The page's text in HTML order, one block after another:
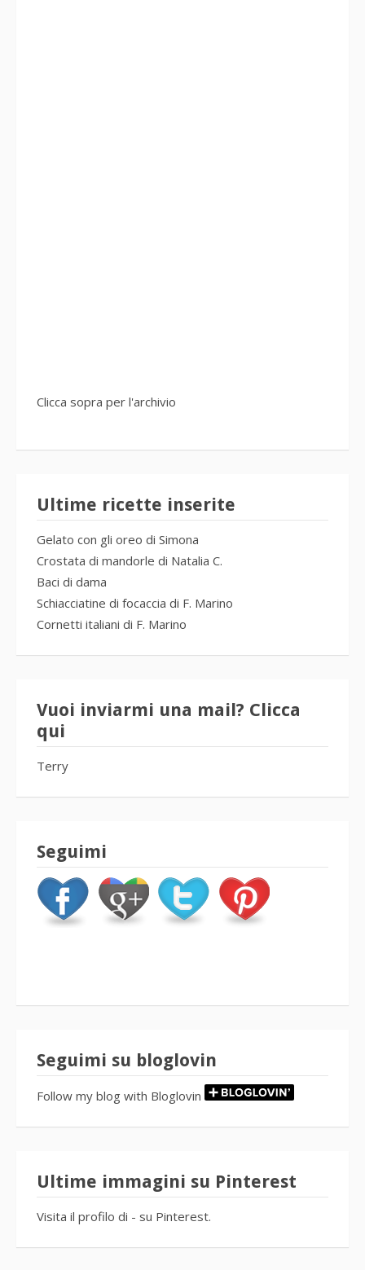
Clicca sopra per l'archivio
Ultime ricette inserite
Gelato con gli oreo di Simona
Crostata di mandorle di Natalia C.
Baci di dama
Schiacciatine di focaccia di F. Marino
Cornetti italiani di F. Marino
Vuoi inviarmi una mail? Clicca
qui
Terry
Seguimi
Seguimi su bloglovin
Follow my blog with Bloglovin
Ultime immagini su Pinterest
Visita il profilo di - su Pinterest.